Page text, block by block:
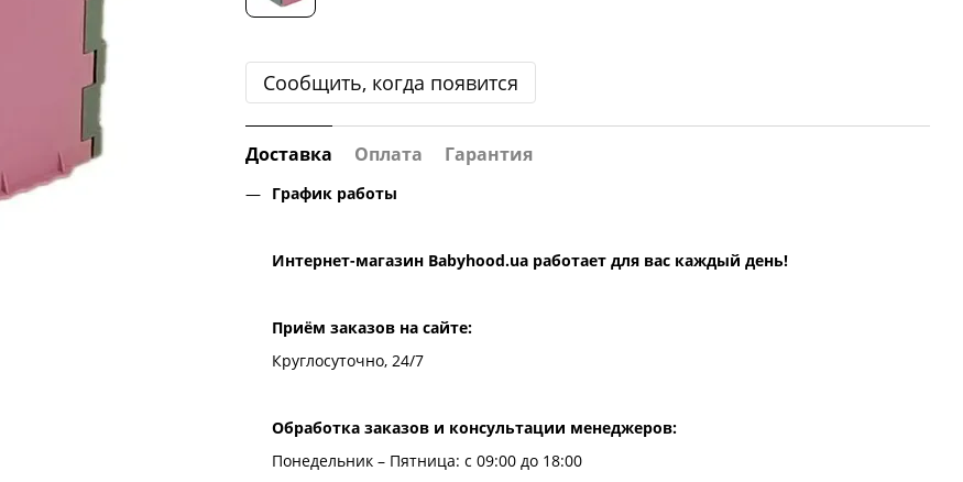
Сообщить, когда появится
Доставка Оплата Гарантия
График работы
Интернет-магазин Babyhood.ua работает для вас каждый день!
Приём заказов на сайте:
Круглосуточно, 24/7
Обработка заказов и консультации менеджеров:
Понедельник – Пятница: с 09:00 до 18:00